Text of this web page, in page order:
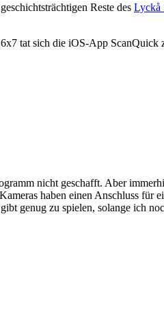
Reste des Lyckå
tat sich die iOS-App
nicht geschafft. Aber
haben einen Anschluss
genug zu spielen, solange ich